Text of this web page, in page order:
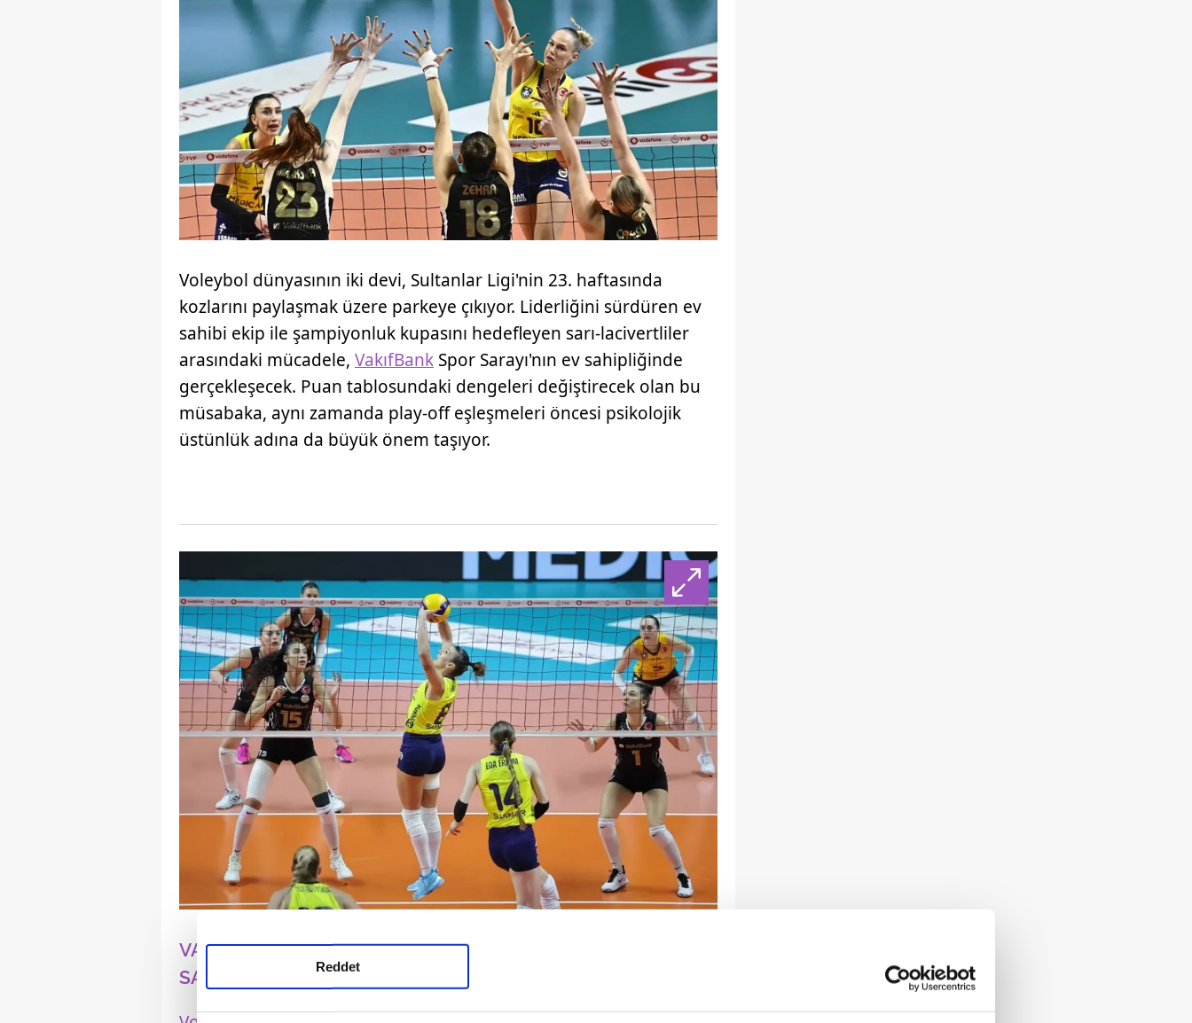
Reddet
Voleybol dünyasının iki devi, Sultanlar Ligi'nin 23. haftasında
kozlarını paylaşmak üzere parkeye çıkıyor. Liderliğini sürdüren ev
sahibi ekip ile şampiyonluk kupasını hedefleyen sarı-lacivertliler
arasındaki mücadele, VakıfBank Spor Sarayı'nın ev sahipliğinde
gerçekleşecek. Puan tablosundaki dengeleri değiştirecek olan bu
müsabaka, aynı zamanda play-off eşleşmeleri öncesi psikolojik
üstünlük adına da büyük önem taşıyor.
VAKIFBANK - FENERBAHÇE MEDİCANA DERBİSİ NE ZAMAN,
SAAT KAÇTA?